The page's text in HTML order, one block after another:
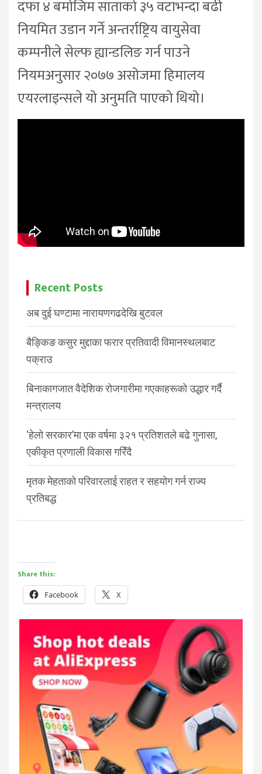
दफा ४ बमोजिम साताको ३५ वटाभन्दा बढी
नियमित उडान गर्ने अन्तर्राष्ट्रिय वायुसेवा
कम्पनीले सेल्फ ह्यान्डलिङ गर्न पाउने
नियमअनुसार २०७७ असोजमा हिमालय
एयरलाइन्सले यो अनुमति पाएको थियो।
Recent Posts
अब दुई घण्टामा नारायणगढदेखि बुटवल
बैङ्किङ कसुर मुद्दाका फरार प्रतिवादी विमानस्थलबाट
पक्राउ
बिनाकागजात वैदेशिक रोजगारीमा गएकाहरूको उद्धार गर्दै
मन्त्रालय
‘हेलो सरकार’मा एक वर्षमा ३२१ प्रतिशतले बढे गुनासा,
एकीकृत प्रणाली विकास गरिँदै
मृतक मेहताको परिवारलाई राहत र सहयोग गर्न राज्य
प्रतिबद्ध
Share this:
Facebook X